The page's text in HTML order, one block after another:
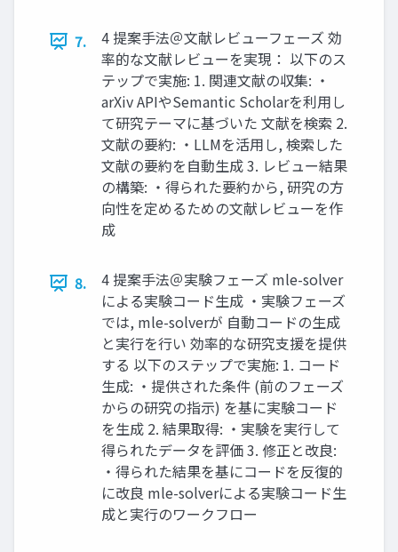
7.
4 提案手法＠文献レビューフェーズ 効
率的な文献レビューを実現： 以下のス
テップで実施: 1. 関連文献の収集: ・
arXiv APIやSemantic Scholarを利用し
て研究テーマに基づいた 文献を検索 2.
文献の要約: ・LLMを活用し, 検索した
文献の要約を自動生成 3. レビュー結果
の構築: ・得られた要約から, 研究の方
向性を定めるための文献レビューを作
成
8.
4 提案手法＠実験フェーズ mle-solver
による実験コード生成 ・実験フェーズ
では, mle-solverが 自動コードの生成
と実行を行い 効率的な研究支援を提供
する 以下のステップで実施: 1. コード
生成: ・提供された条件 (前のフェーズ
からの研究の指示) を基に実験コード
を生成 2. 結果取得: ・実験を実行して
得られたデータを評価 3. 修正と改良:
・得られた結果を基にコードを反復的
に改良 mle-solverによる実験コード生
成と実行のワークフロー